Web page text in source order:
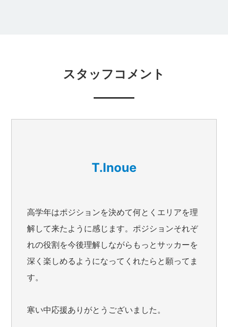
スタッフコメント
T.Inoue
高学年はポジションを決めて何とくエリアを理
解して来たように感じます。ポジションそれぞ
れの役割を今後理解しながらもっとサッカーを
深く楽しめるようになってくれたらと願ってま
す。
寒い中応援ありがとうございました。